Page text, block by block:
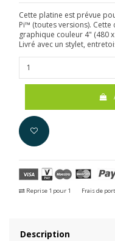
Cette platine est prévue
Pi™ (toutes versions).
graphique couleur 4" (480
Livré avec un stylet,
Reprise 1 pour 1 Frais de port
Description